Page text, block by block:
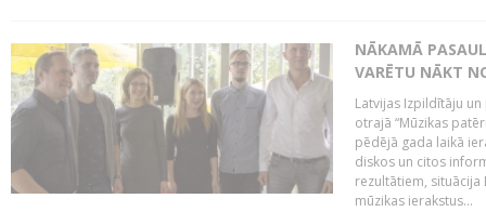
NĀKAMĀ
VARĒTU NĀKT
Latvijas Izpildītāju
otrajā “Mūzikas
pēdējā gada laikā
diskos un citos
rezultātiem, situācija
mūzikas ierakstus...